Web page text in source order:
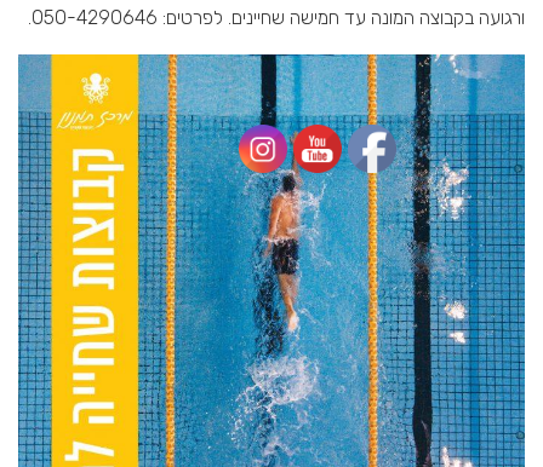
ורגועה בקבוצה המונה עד חמישה שחיינים. לפרטים: 050-4290646.